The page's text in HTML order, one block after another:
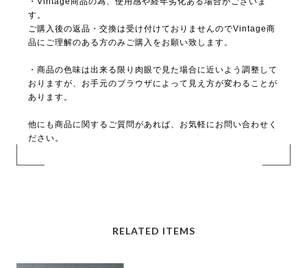
す。
ご購入後の返品・交換は受け付けておりませんのでVintage商
品にご理解のある方のみご購入をお願い致します。
・商品の色味は出来る限り肉眼で見た場合に近いよう調整して
おりますが、お手元のブラウザによって見え方が変わることが
あります。
他にも商品に関するご質問があれば、お気軽にお問い合わせく
ださい。
RELATED ITEMS